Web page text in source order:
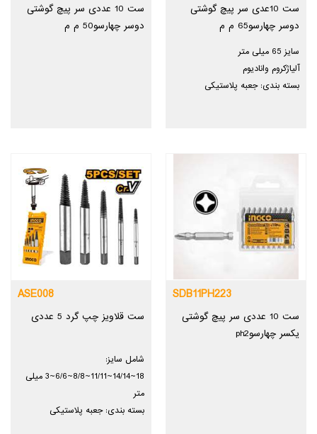
ست 10عدی سر پیچ گوشتی
دوسر چهارسو65 م م
سایز 65 میلی متر
آلیاژکروم وانادیوم
بسته بندی: جعبه پلاستیکی
ست 10 عددی سر پیچ گوشتی
دوسر چهارسو50 م م
SDB11PH223
ست 10 عددی سر پیچ گوشتی
یکسر چهارسوph2
ASE008
ست قلاویز چپ گرد 5 عددی
شامل سایز:
18~14/14~11/11~8/8~6/6~3 میلی
متر
بسته بندی: جعبه پلاستیکی